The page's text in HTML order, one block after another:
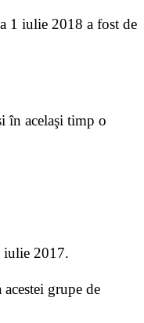
1 iulie 2018 a fost de
în acelaşi timp o
iulie 2017.
grupe de